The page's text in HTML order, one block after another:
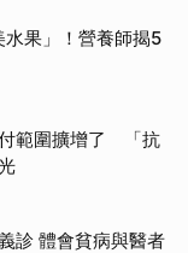
水果」！營養師揭5
範圍擴增了 「抗
診 體會貧病與醫者